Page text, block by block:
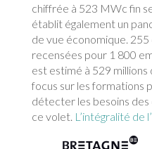
chiffrée à 523 MWc fin
établit également un
de vue économique.
recensées pour 1 800
est estimé à 529 millions
focus sur les formations
détecter les besoins
ce volet. L’intégralité de